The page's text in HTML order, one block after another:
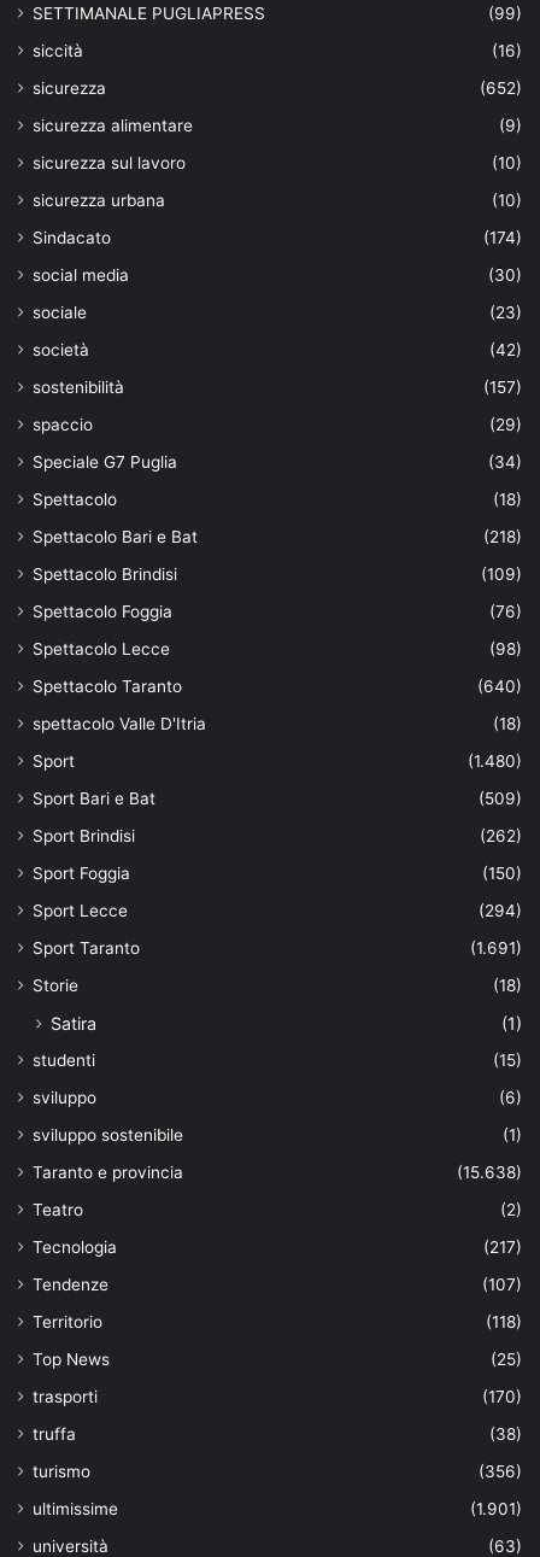
SETTIMANALE PUGLIAPRESS
(99)
siccità
(16)
sicurezza
(652)
sicurezza alimentare
(9)
sicurezza sul lavoro
(10)
sicurezza urbana
(10)
Sindacato
(174)
social media
(30)
sociale
(23)
società
(42)
sostenibilità
(157)
spaccio
(29)
Speciale G7 Puglia
(34)
Spettacolo
(18)
Spettacolo Bari e Bat
(218)
Spettacolo Brindisi
(109)
Spettacolo Foggia
(76)
Spettacolo Lecce
(98)
Spettacolo Taranto
(640)
spettacolo Valle D'Itria
(18)
Sport
(1.480)
Sport Bari e Bat
(509)
Sport Brindisi
(262)
Sport Foggia
(150)
Sport Lecce
(294)
Sport Taranto
(1.691)
Storie
(18)
Satira (1)
studenti
(15)
sviluppo
(6)
sviluppo sostenibile
(1)
Taranto e provincia
(15.638)
Teatro
(2)
Tecnologia
(217)
Tendenze
(107)
Territorio
(118)
Top News
(25)
trasporti
(170)
truffa
(38)
turismo
(356)
ultimissime
(1.901)
università
(63)